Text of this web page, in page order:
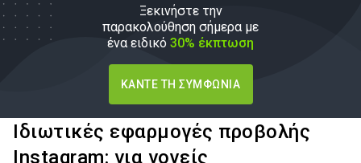
Ξεκινήστε την
παρακολούθηση σήμερα με
ένα ειδικό 30% έκπτωση
ΚΆΝΤΕ ΤΗ ΣΥΜΦΩΝΊΑ
Ιδιωτικές εφαρμογές προβολής
Instagram: για γονείς